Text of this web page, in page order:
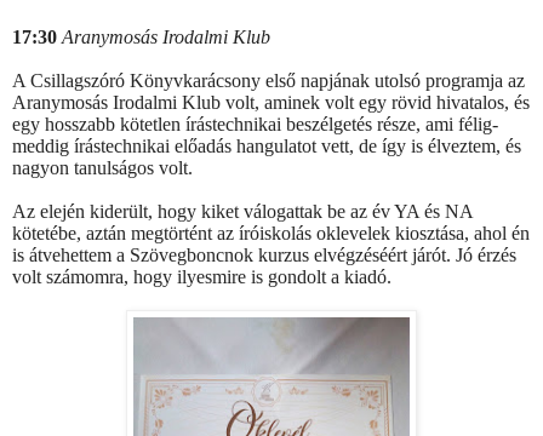
17:30 Aranymosás Irodalmi Klub
A Csillagszóró Könyvkarácsony első napjának utolsó programja az
Aranymosás Irodalmi Klub volt, aminek volt egy rövid hivatalos, és
egy hosszabb kötetlen írástechnikai beszélgetés része, ami félig-
meddig írástechnikai előadás hangulatot vett, de így is élveztem, és
nagyon tanulságos volt.
Az elején kiderült, hogy kiket válogattak be az év YA és NA
kötetébe, aztán megtörtént az íróiskolás oklevelek kiosztása, ahol én
is átvehettem a Szövegboncnok kurzus elvégzéséért járót. Jó érzés
volt számomra, hogy ilyesmire is gondolt a kiadó.